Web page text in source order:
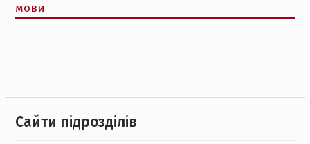
мови
Cайти підрозділів